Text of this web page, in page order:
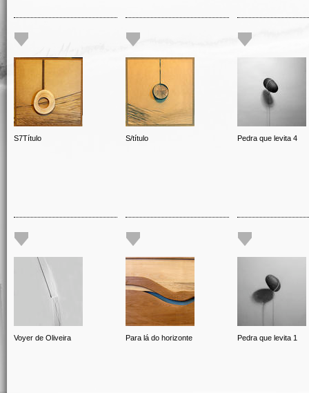
S7Título S/título Pedra que levita 4
Voyer de Oliveira Para lá do horizonte Pedra que levita 1